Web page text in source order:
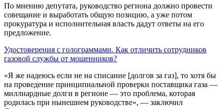
По мнению депутата, руководство региона должно провести
совещание и выработать общую позицию, а уже потом
прокуратура и исполнительная власть дадут ответы на его
предложение.
Удостоверения с голограммами. Как отличить сотрудников
газовой службы от мошенников?
«Я же надеюсь если не на списание [долгов за газ], то хотя бы
на проведение принципиальной проверки поставщика газа —
миллиардные долги в регионе — это проблема, которая
родилась при нынешнем руководстве», — заключил